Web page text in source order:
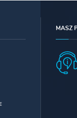
MASZ